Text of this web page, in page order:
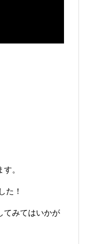
。
た！
てみてはいかが